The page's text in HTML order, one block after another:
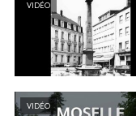
VIDÉO
VIDÉO